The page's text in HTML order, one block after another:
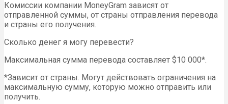
Комиссии компании MoneyGram зависят от
отправленной суммы, от страны отправления перевода
и страны его получения.
Сколько денег я могу перевести?
Максимальная сумма перевода составляет $10 000*.
*Зависит от страны. Могут действовать ограничения на
максимальную сумму, которую можно отправить или
получить.